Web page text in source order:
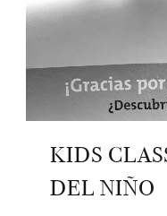
KIDS
DEL NIÑO